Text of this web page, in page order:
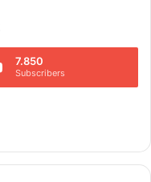
7.850
Subscribers